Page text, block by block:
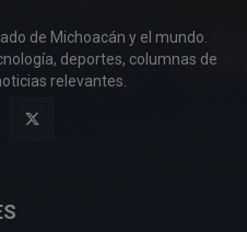
de Michoacán y el mundo.
deportes, columnas de
relevantes.